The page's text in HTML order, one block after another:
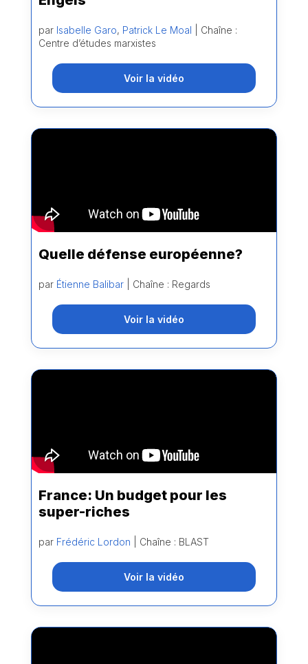
par Isabelle Garo, Patrick Le Moal | Chaîne :
Centre d’études marxistes
Voir la vidéo
Quelle défense européenne?
par Étienne Balibar| Chaîne : Regards
Voir la vidéo
France: Un budget pour les
super-riches
par Frédéric Lordon | Chaîne : BLAST
Voir la vidéo